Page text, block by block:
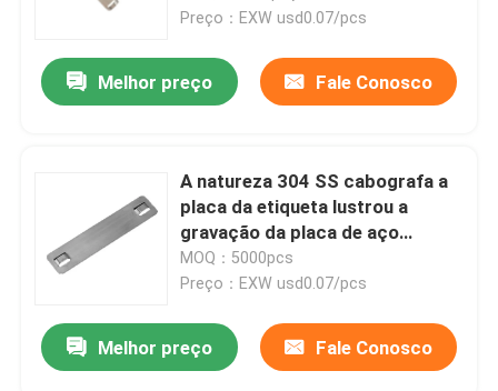
Preço：EXW usd0.07/pcs
Melhor preço Fale Conosco
A natureza 304 SS cabografa a
placa da etiqueta lustrou a
gravação da placa de aço
inoxidável do marcador
MOQ：5000pcs
Preço：EXW usd0.07/pcs
Melhor preço Fale Conosco